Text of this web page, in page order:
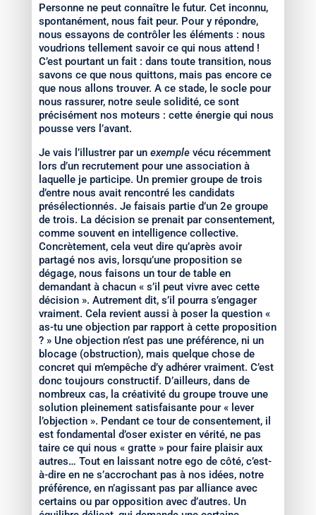
Personne ne peut connaître le futur. Cet inconnu,
spontanément, nous fait peur. Pour y répondre,
nous essayons de contrôler les éléments : nous
voudrions tellement savoir ce qui nous attend !
C’est pourtant un fait : dans toute transition, nous
savons ce que nous quittons, mais pas encore ce
que nous allons trouver. A ce stade, le socle pour
nous rassurer, notre seule solidité, ce sont
précisément nos moteurs : cette énergie qui nous
pousse vers l’avant.
Je vais l’illustrer par un exemple vécu récemment
lors d’un recrutement pour une association à
laquelle je participe. Un premier groupe de trois
d’entre nous avait rencontré les candidats
présélectionnés. Je faisais partie d’un 2e groupe
de trois. La décision se prenait par consentement,
comme souvent en intelligence collective.
Concrètement, cela veut dire qu’après avoir
partagé nos avis, lorsqu’une proposition se
dégage, nous faisons un tour de table en
demandant à chacun « s’il peut vivre avec cette
décision ». Autrement dit, s’il pourra s’engager
vraiment. Cela revient aussi à poser la question «
as-tu une objection par rapport à cette proposition
? » Une objection n’est pas une préférence, ni un
blocage (obstruction), mais quelque chose de
concret qui m’empêche d’y adhérer vraiment. C’est
donc toujours constructif. D’ailleurs, dans de
nombreux cas, la créativité du groupe trouve une
solution pleinement satisfaisante pour « lever
l’objection ». Pendant ce tour de consentement, il
est fondamental d’oser exister en vérité, ne pas
taire ce qui nous « gratte » pour faire plaisir aux
autres… Tout en laissant notre ego de côté, c’est-
à-dire en ne s’accrochant pas à nos idées, notre
préférence, en n’agissant pas par alliance avec
certains ou par opposition avec d’autres. Un